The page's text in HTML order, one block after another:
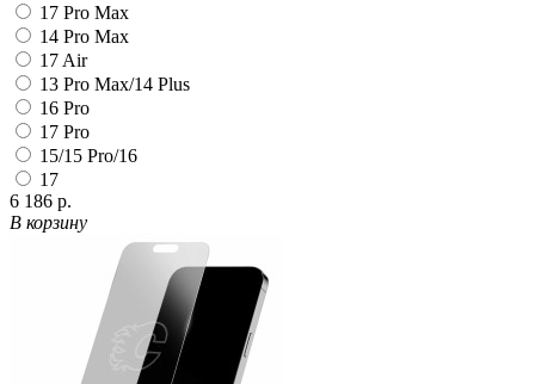
17 Pro Max
14 Pro Max
17 Air
13 Pro Max/14 Plus
16 Pro
17 Pro
15/15 Pro/16
17
6 186 р.
В корзину